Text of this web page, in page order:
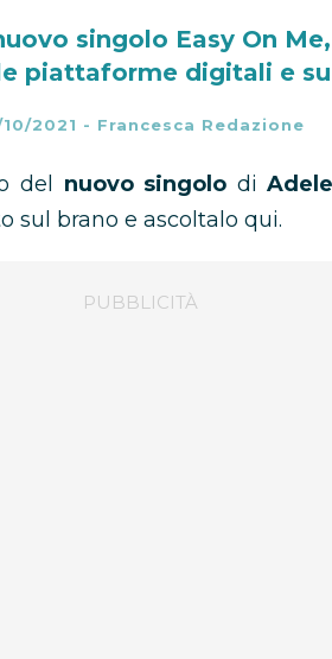
singolo Easy On
piattaforme digitali e su
10/2021 - Francesca Redazione
del nuovo singolo di
sul brano e ascoltalo qui.